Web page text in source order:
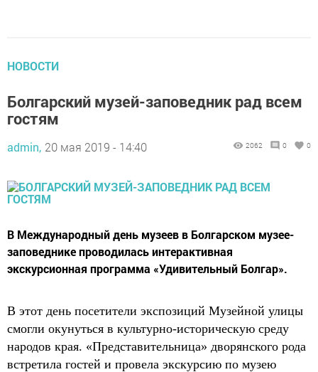
НОВОСТИ
Болгарский музей-заповедник рад всем
гостям
admin, 20 мая 2019 - 14:40 2062 0 0
​​​​​​​В Международный день музеев в Болгарском музее-
заповеднике проводилась интерактивная
экскурсионная программа «Удивительный Болгар».
В этот день посетители экспозиций Музейной улицы
смогли окунуться в культурно-историческую среду
народов края. «Представительница» дворянского рода
встретила гостей и провела экскурсию по музею